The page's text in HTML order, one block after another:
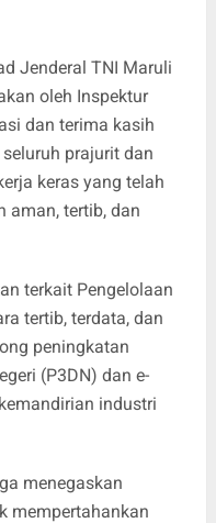
Jenderal TNI Maruli
oleh Inspektur
dan terima kasih
prajurit dan
keras yang telah
aman, tertib, dan
terkait Pengelolaan
tertib, terdata, dan
peningkatan
(P3DN) dan e-
industri
menegaskan
mempertahankan